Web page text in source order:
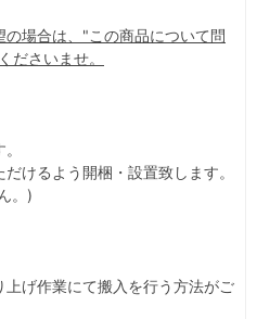
場合は、"この商品について問
ださいませ。
けるよう開梱・設置致します。
。)
げ作業にて搬入を行う方法がご